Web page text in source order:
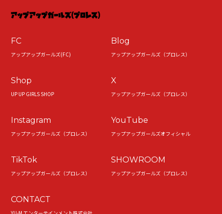
FC
アップアップガールズ(FC)
Blog
アップアップガールズ（プロレス）
Shop
UP UP GIRLS SHOP
X
アップアップガールズ（プロレス）
Instagram
アップアップガールズ（プロレス）
YouTube
アップアップガールズオフィシャル
TikTok
アップアップガールズ（プロレス）
SHOWROOM
アップアップガールズ（プロレス）
CONTACT